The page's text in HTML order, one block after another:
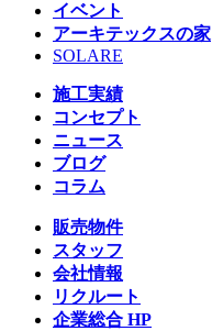
イベント
アーキテックスの家
SOLARE
施工実績
コンセプト
ニュース
ブログ
コラム
販売物件
スタッフ
会社情報
リクルート
企業総合 HP